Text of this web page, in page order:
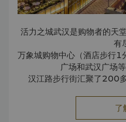
活力之城武汉是购物者的天
有
万象城购物中心（酒店步行1
广场和武汉广场
汉江路步行街汇聚了200
了